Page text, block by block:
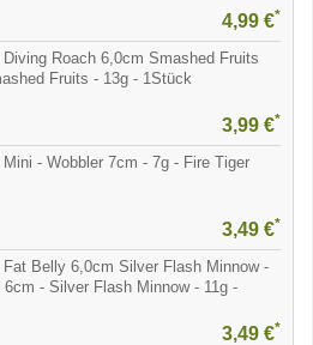
4,99 €*
Roach 6,0cm Smashed Fruits
Fruits - 13g - 1Stück
3,99 €*
- Wobbler 7cm - 7g - Fire Tiger
3,49 €*
Fat Belly 6,0cm Silver Flash Minnow -
6cm - Silver Flash Minnow - 11g -
3,49 €*